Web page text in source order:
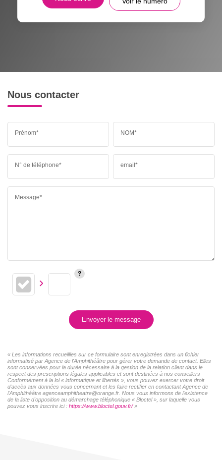
Nous contacter
Prénom* NOM*
N° de téléphone* email*
Message*
Envoyer le message
« Les informations recueillies sur ce formulaire sont enregistrées dans un fichier
informatisé par Agence de l'Amphithéâtre pour gérer votre demande de contact. Elles
sont conservées pour la durée nécessaire à la gestion de la relation client dans le
respect des prescriptions légales applicables et sont destinées à nos conseillers
Conformément à la loi « informatique et libertés », vous pouvez exercer votre droit
d'accès aux données vous concernant et les faire rectifier en contactant Agence de
l'Amphithéâtre agenceamphitheatre@orange.fr. Nous vous informons de l'existence
de la liste d'opposition au démarchage téléphonique « Bloctel », sur laquelle vous
pouvez vous inscrire ici : https://www.bloctel.gouv.fr/»